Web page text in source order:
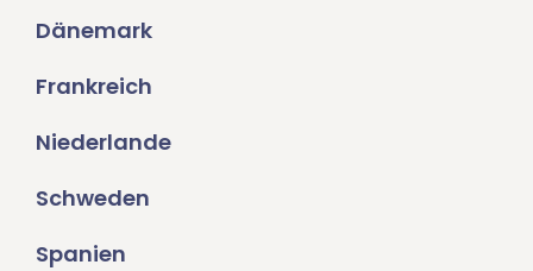
Dänemark
Frankreich
Niederlande
Schweden
Spanien